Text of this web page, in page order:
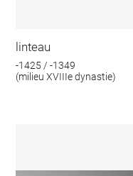
linteau
-1425 / -1349
(milieu XVIIIe dynastie)